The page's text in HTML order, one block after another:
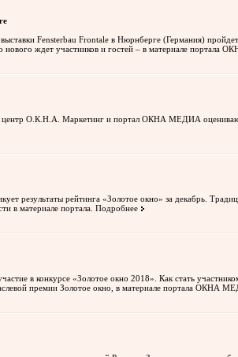
Fensterbau Frontale в Нюрнберге (Германия)
нового ждет участников и гостей – в материале портала
центр О.К.Н.А. Маркетинг и портал ОКНА МЕДИА
результаты рейтинга «Золотое окно» за декабрь.
в материале портала. Подробнее
в конкурсе «Золотое окно 2018». Как стать
премии Золотое окно, в материале портала ОКНА